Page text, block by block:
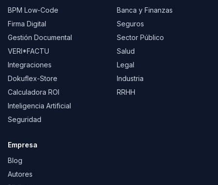
BPM Low-Code
Firma Digital
Gestión Documental
VERI*FACTU
Integraciones
Dokuflex-Store
Calculadora ROI
Inteligencia Artificial
Seguridad
Banca y Finanzas
Seguros
Sector Público
Salud
Legal
Industria
RRHH
Empresa
Blog
Autores